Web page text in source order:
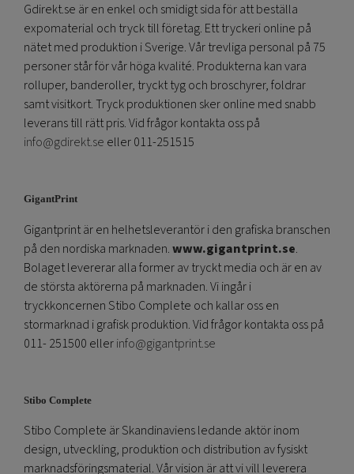
Gdirekt.se är en enkel och smidigt sida för att beställa
expomaterial och tryck till företag. Ett tryckeri online på
nätet med produktion i Sverige. Vår trevliga personal på 75
personer står för vår höga kvalité. Produkterna kan vara
rolluper, banderoller, tryckt tyg och broschyrer, foldrar
samt visitkort. Tryck produktionen sker online med snabb
leverans till rätt pris. Vid frågor kontakta oss på
info@gdirekt.se eller 011-251515
GigantPrint
Gigantprint är en helhetsleverantör i den grafiska branschen
på den nordiska marknaden.www.gigantprint.se.
Bolaget levererar alla former av tryckt media och är en av
de största aktörerna på marknaden. Vi ingår i
tryckkoncernen Stibo Complete och kallar oss en
stormarknad i grafisk produktion. Vid frågor kontakta oss på
011- 251500 ellerinfo@gigantprint.se
Stibo Complete
Stibo Complete är Skandinaviens ledande aktör inom
design, utveckling, produktion och distribution av fysiskt
marknadsföringsmaterial. Vår vision är att vi vill leverera